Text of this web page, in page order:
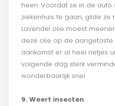
heen. Voordat ze in de
ziekenhuis te gaan, gilde
Lavendel olie moest
deze olie op de aangetaste
aankomst er al heel netjes
volgende dag sterk
wonderbaarlijk snel.
9. Weert insecten